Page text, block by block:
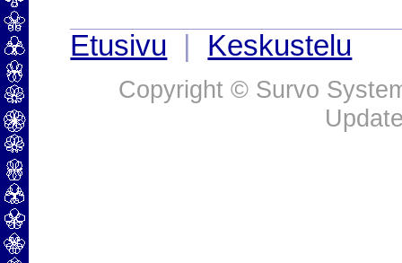
Etusivu
Keskustelu
Copyright © Survo